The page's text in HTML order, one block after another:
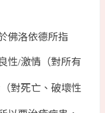
佛洛依德所指
性/激情（對所有
對死亡、破壞性